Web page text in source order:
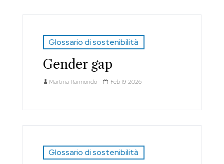
Glossario di sostenibilità
Gender gap
Martina Raimondo Feb 19 2026
Glossario di sostenibilità